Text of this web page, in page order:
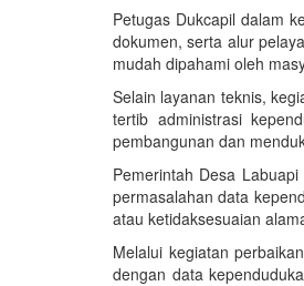
Petugas Dukcapil dalam
dokumen, serta alur
mudah dipahami oleh
Selain layanan teknis,
tertib administrasi
pembangunan dan
Pemerintah Desa
permasalahan data
atau ketidaksesuaian
Melalui kegiatan
dengan data